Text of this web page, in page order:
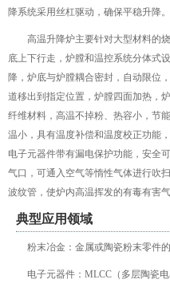
降系统采用丝杠驱动，确保平稳升降。
高温升降炉主要针对大型材料的
底上下行走，炉膛和温控系统分体式
降，炉底与炉膛耦合密封，自动限位
道移出到指定位置，炉膛四面加热，
纤维材料，高温不掉粉、热容小，节
温小，具有温度补偿和温度校正功能
电子元器件带有漏电保护功能，安全
气口，可通入空气等惰性气体进行吹
波纹管，使炉内高温挥发的有毒有害
典型应用领域
粉末冶金：金属或陶瓷粉末零件的
电子元器件：MLCC（多层陶瓷